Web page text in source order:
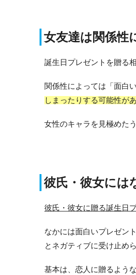
女友達は関係性
誕生日プレゼントを贈る
関係性によっては「面白
しまったりする可能性が
女性のキャラを見極めた
彼氏・彼女には
彼氏・彼女に贈る誕生日
なかには面白いプレゼン
とネガティブに受け止め
基本は、恋人に贈るよう